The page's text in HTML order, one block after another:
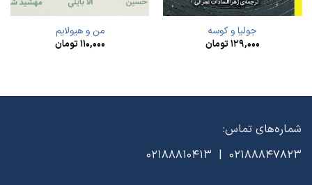
جولیا و کوسه
۱۲۹,۰۰۰تومان
من و هیولایم
۱۱۰,۰۰۰تومان
شماره‌های تماس:
02188847823 | 02188810413